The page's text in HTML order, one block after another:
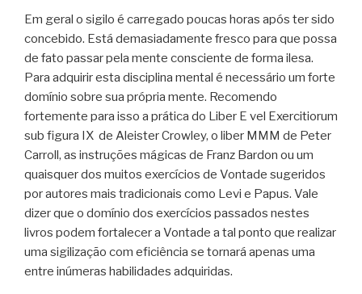
Em geral o sigilo é carregado poucas horas após ter sido
concebido. Está demasiadamente fresco para que possa
de fato passar pela mente consciente de forma ilesa.
Para adquirir esta disciplina mental é necessário um forte
domínio sobre sua própria mente. Recomendo
fortemente para isso a prática do Liber E vel Exercitiorum
sub figura IX de Aleister Crowley, o liber MMM de Peter
Carroll, as instruções mágicas de Franz Bardon ou um
quaisquer dos muitos exercícios de Vontade sugeridos
por autores mais tradicionais como Levi e Papus. Vale
dizer que o domínio dos exercícios passados nestes
livros podem fortalecer a Vontade a tal ponto que realizar
uma sigilização com eficiência se tornará apenas uma
entre inúmeras habilidades adquiridas.